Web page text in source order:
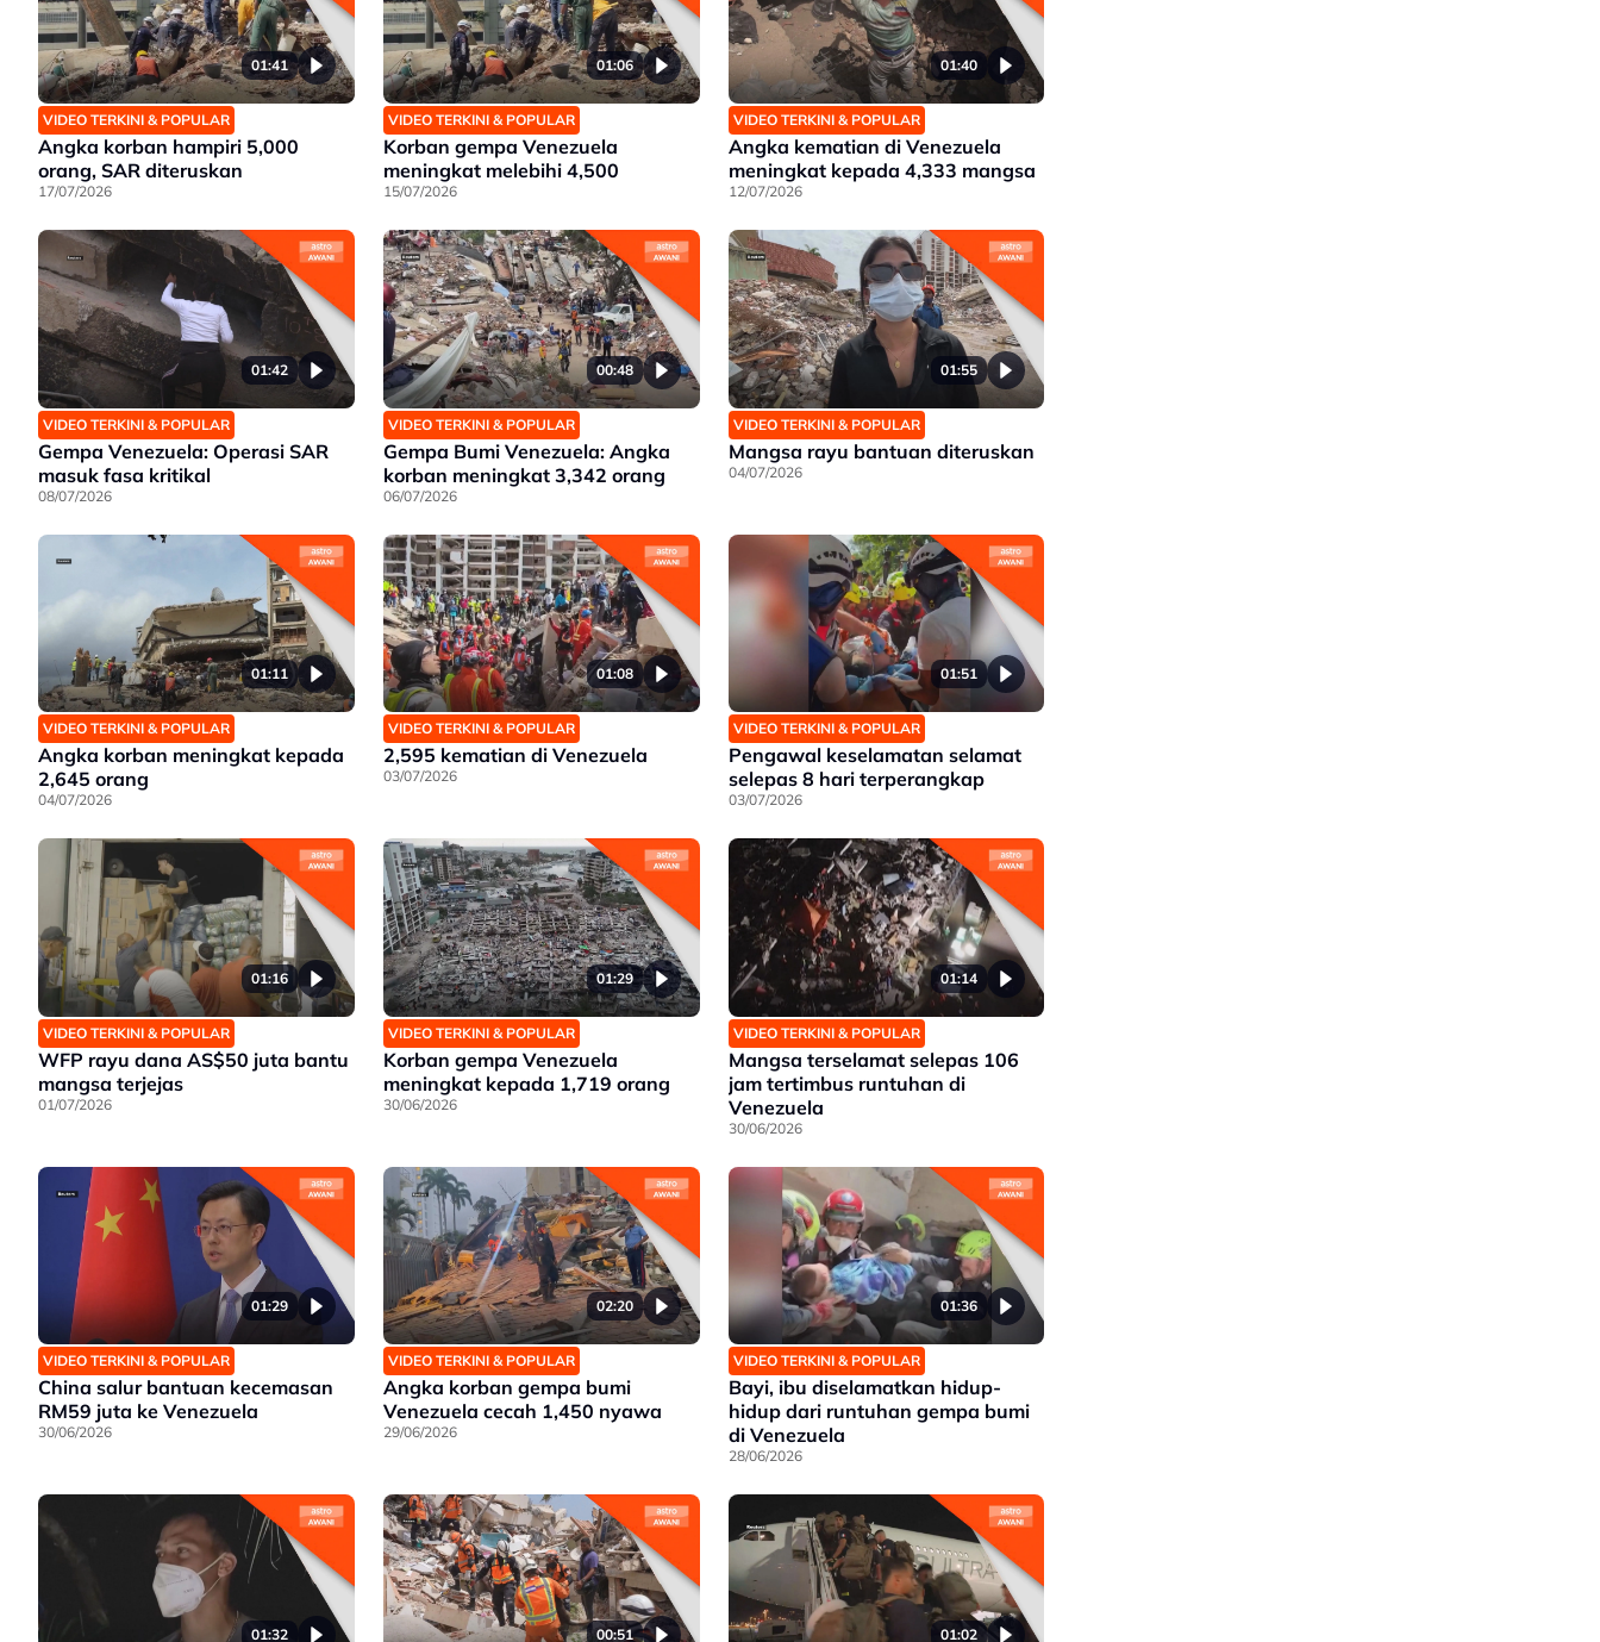
01:41
VIDEO TERKINI & POPULAR
Angka korban hampiri 5,000
orang, SAR diteruskan
17/07/2026
01:06
VIDEO TERKINI & POPULAR
Korban gempa Venezuela
meningkat melebihi 4,500
15/07/2026
01:40
VIDEO TERKINI & POPULAR
Angka kematian di Venezuela
meningkat kepada 4,333 mangsa
12/07/2026
01:42
VIDEO TERKINI & POPULAR
Gempa Venezuela: Operasi SAR
masuk fasa kritikal
08/07/2026
00:48
VIDEO TERKINI & POPULAR
Gempa Bumi Venezuela: Angka
korban meningkat 3,342 orang
06/07/2026
01:55
VIDEO TERKINI & POPULAR
Mangsa rayu bantuan diteruskan
04/07/2026
01:11
VIDEO TERKINI & POPULAR
Angka korban meningkat kepada
2,645 orang
04/07/2026
01:08
VIDEO TERKINI & POPULAR
2,595 kematian di Venezuela
03/07/2026
01:51
VIDEO TERKINI & POPULAR
Pengawal keselamatan selamat
selepas 8 hari terperangkap
03/07/2026
01:16
VIDEO TERKINI & POPULAR
WFP rayu dana AS$50 juta bantu
mangsa terjejas
01/07/2026
01:29
VIDEO TERKINI & POPULAR
Korban gempa Venezuela
meningkat kepada 1,719 orang
30/06/2026
01:14
VIDEO TERKINI & POPULAR
Mangsa terselamat selepas 106
jam tertimbus runtuhan di
Venezuela
30/06/2026
01:29
VIDEO TERKINI & POPULAR
China salur bantuan kecemasan
RM59 juta ke Venezuela
30/06/2026
02:20
VIDEO TERKINI & POPULAR
Angka korban gempa bumi
Venezuela cecah 1,450 nyawa
29/06/2026
01:36
VIDEO TERKINI & POPULAR
Bayi, ibu diselamatkan hidup-
hidup dari runtuhan gempa bumi
di Venezuela
28/06/2026
01:32 00:51 01:02